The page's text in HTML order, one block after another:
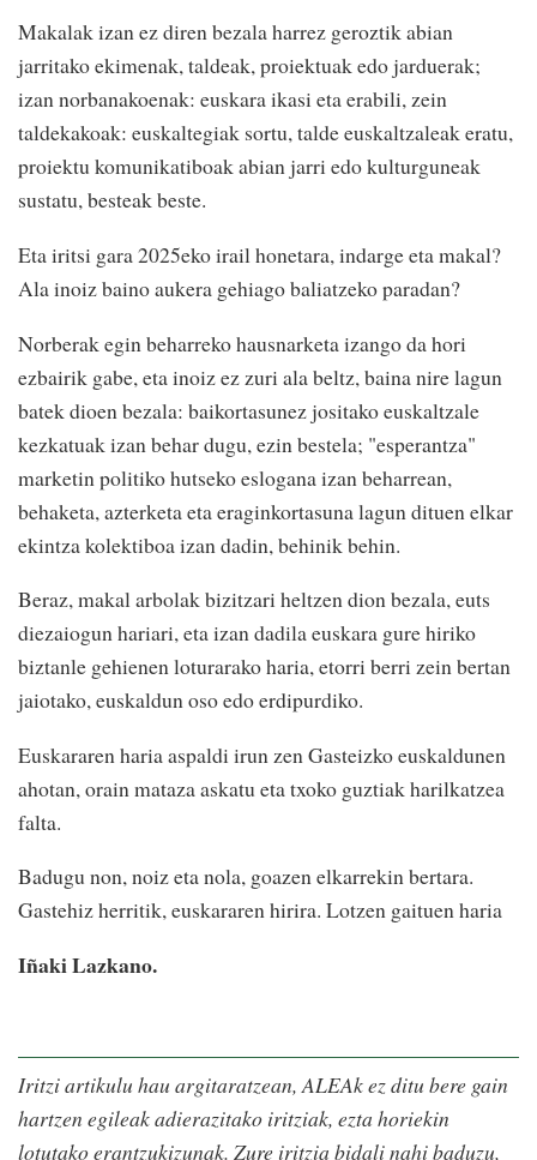
Makalak izan ez diren bezala harrez geroztik abian
jarritako ekimenak, taldeak, proiektuak edo jarduerak;
izan norbanakoenak: euskara ikasi eta erabili, zein
taldekakoak: euskaltegiak sortu, talde euskaltzaleak eratu,
proiektu komunikatiboak abian jarri edo kulturguneak
sustatu, besteak beste.
Eta iritsi gara 2025eko irail honetara, indarge eta makal?
Ala inoiz baino aukera gehiago baliatzeko paradan?
Norberak egin beharreko hausnarketa izango da hori
ezbairik gabe, eta inoiz ez zuri ala beltz, baina nire lagun
batek dioen bezala: baikortasunez jositako euskaltzale
kezkatuak izan behar dugu, ezin bestela; "esperantza"
marketin politiko hutseko eslogana izan beharrean,
behaketa, azterketa eta eraginkortasuna lagun dituen elkar
ekintza kolektiboa izan dadin, behinik behin.
Beraz, makal arbolak bizitzari heltzen dion bezala, euts
diezaiogun hariari, eta izan dadila euskara gure hiriko
biztanle gehienen loturarako haria, etorri berri zein bertan
jaiotako, euskaldun oso edo erdipurdiko.
Euskararen haria aspaldi irun zen Gasteizko euskaldunen
ahotan, orain mataza askatu eta txoko guztiak harilkatzea
falta.
Badugu non, noiz eta nola, goazen elkarrekin bertara.
Gastehiz herritik, euskararen hirira. Lotzen gaituen haria
Iñaki Lazkano.
Iritzi artikulu hau argitaratzean, ALEAk ez ditu bere gain
hartzen egileak adierazitako iritziak, ezta horiekin
lotutako erantzukizunak. Zure iritzia bidali nahi baduzu,